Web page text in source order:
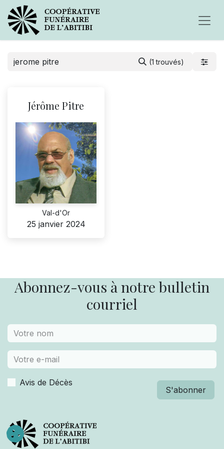
(1 trouvés)
Jérôme Pitre
Val-d'Or
25 janvier 2024
Abonnez-vous à notre bulletin
courriel
Avis de Décès
S'abonner